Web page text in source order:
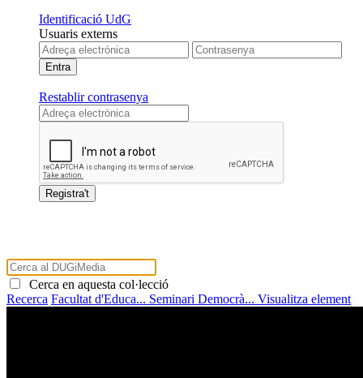
Identificació UdG
Usuaris externs
Restablir contrasenya
Cerca en aquesta col·lecció
Recerca Facultat d'Educa... Seminari Democrà... Visualitza element